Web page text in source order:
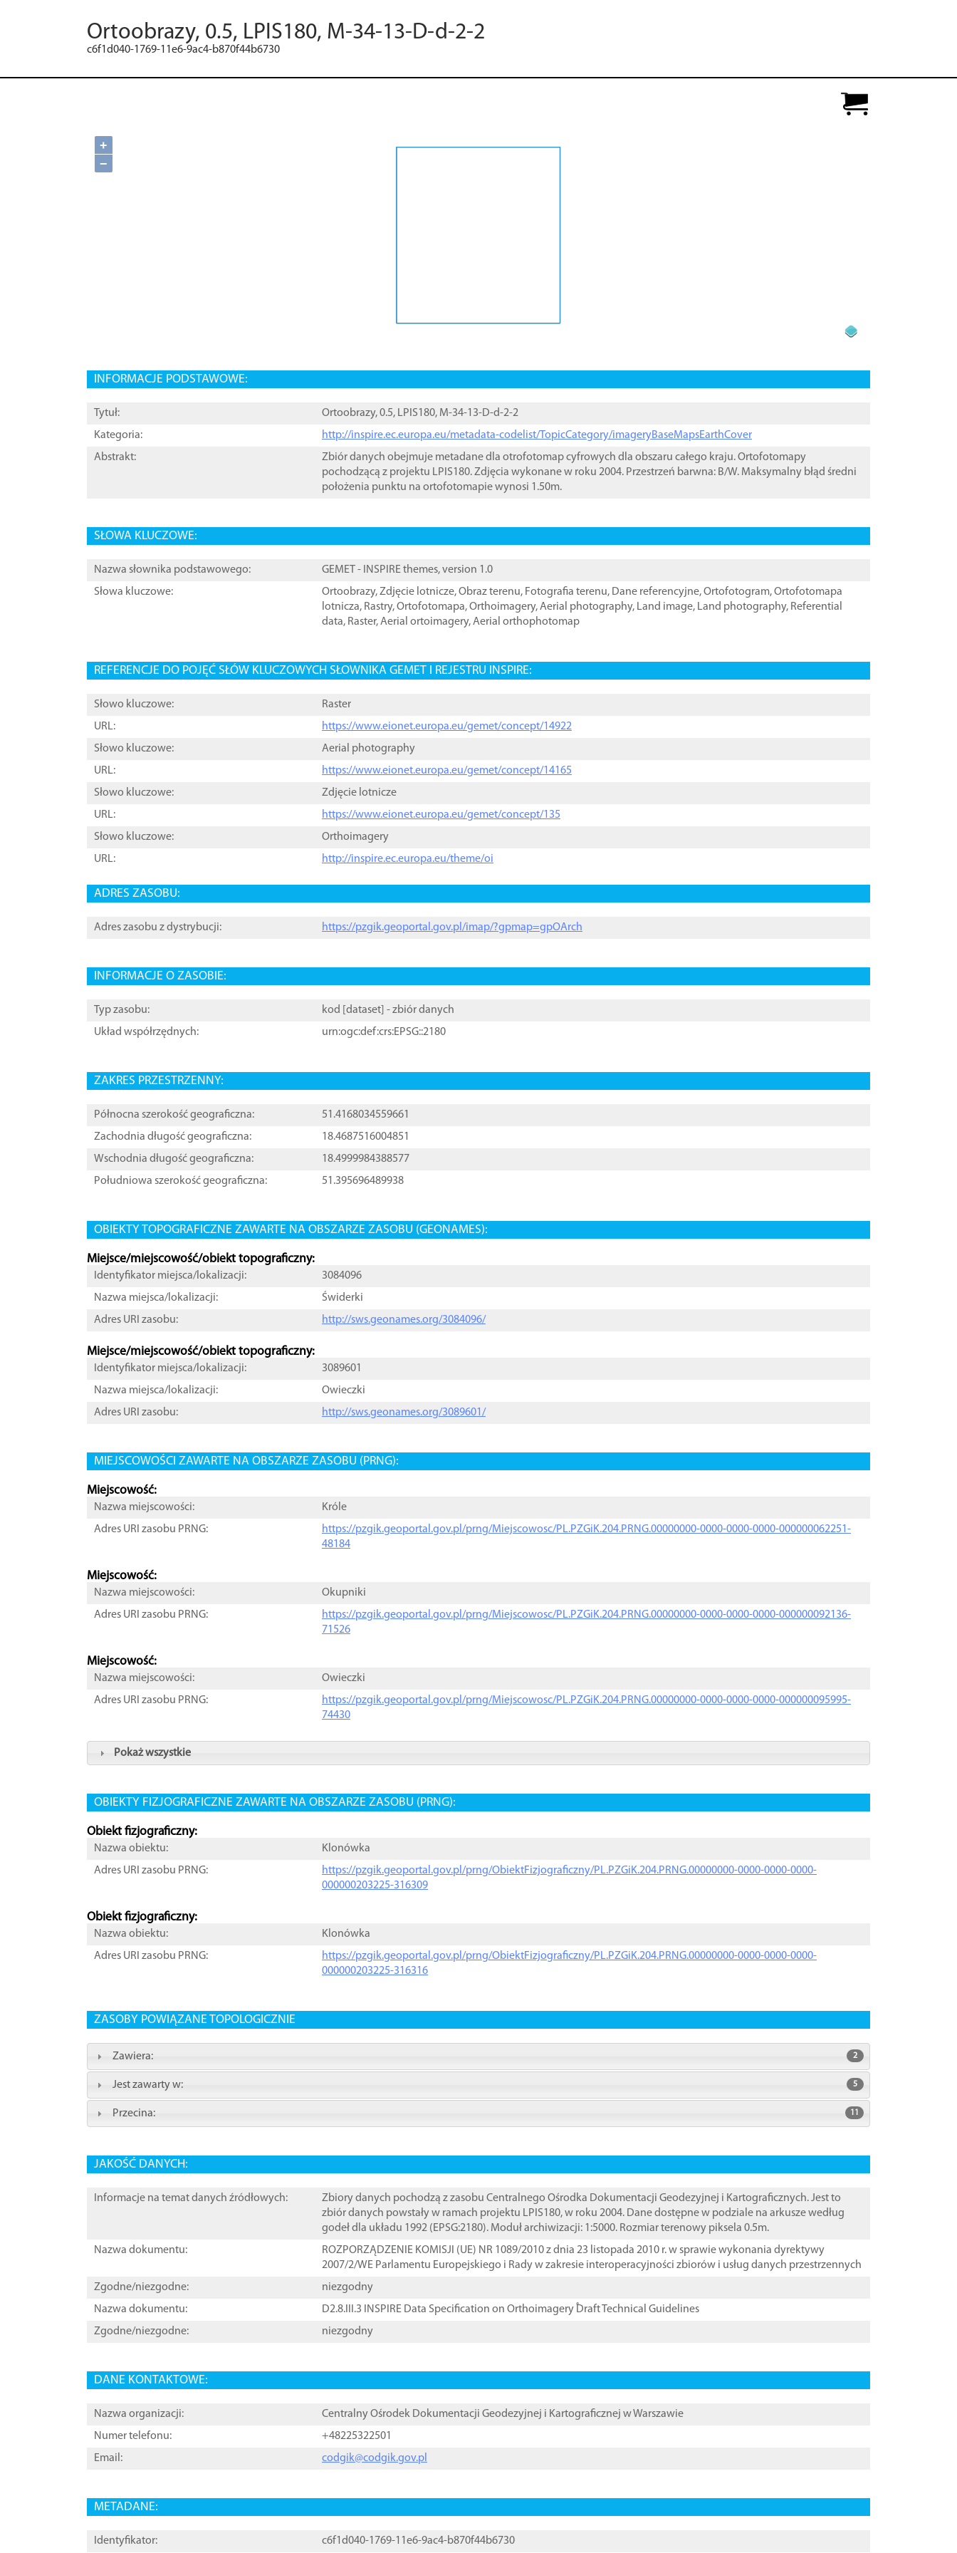
Ortoobrazy, 0.5, LPIS180, M-34-13-D-d-2-2
c6f1d040-1769-11e6-9ac4-b870f44b6730
+
−
INFORMACJE PODSTAWOWE:
Tytuł:
Ortoobrazy, 0.5, LPIS180, M-34-13-D-d-2-2
Kategoria:
http://inspire.ec.europa.eu/metadata-codelist/TopicCategory/imageryBaseMapsEarthCover
Abstrakt:
Zbiór danych obejmuje metadane dla otrofotomap cyfrowych dla obszaru całego kraju. Ortofotomapy
pochodzącą z projektu LPIS180. Zdjęcia wykonane w roku 2004. Przestrzeń barwna: B/W. Maksymalny błąd średni
położenia punktu na ortofotomapie wynosi 1.50m.
SŁOWA KLUCZOWE:
Nazwa słownika podstawowego:
GEMET - INSPIRE themes, version 1.0
Słowa kluczowe:
Ortoobrazy,Zdjęcie lotnicze,Obraz terenu, Fotografia terenu, Dane referencyjne,Ortofotogram,Ortofotomapa
lotnicza, Rastry,Ortofotomapa,Orthoimagery,Aerial photography, Land image, Land photography, Referential
data, Raster,Aerial ortoimagery,Aerial orthophotomap
REFERENCJE DO POJĘĆ SŁÓW KLUCZOWYCH SŁOWNIKA GEMET I REJESTRU INSPIRE:
Słowo kluczowe:
Raster
URL:
https://www.eionet.europa.eu/gemet/concept/14922
Słowo kluczowe:
Aerial photography
URL:
https://www.eionet.europa.eu/gemet/concept/14165
Słowo kluczowe:
Zdjęcie lotnicze
URL:
https://www.eionet.europa.eu/gemet/concept/135
Słowo kluczowe:
Orthoimagery
URL:
http://inspire.ec.europa.eu/theme/oi
ADRES ZASOBU:
Adres zasobu z dystrybucji: https://pzgik.geoportal.gov.pl/imap/?gpmap=gpOArch
INFORMACJE O ZASOBIE:
Typ zasobu: kod [ dataset ] - zbiór danych
Układ współrzędnych:
urn:ogc:def:crs:EPSG::2180
ZAKRES PRZESTRZENNY:
Północna szerokość geograficzna:
51.4168034559661
Zachodnia długość geograficzna:
18.4687516004851
Wschodnia długość geograficzna:
18.4999984388577
Południowa szerokość geograficzna:
51.395696489938
OBIEKTY TOPOGRAFICZNE ZAWARTE NA OBSZARZE ZASOBU (GEONAMES):
Miejsce/miejscowość/obiekt topograficzny:
Identyfikator miejsca/lokalizacji:
3084096
Nazwa miejsca/lokalizacji:
Świderki
Adres URI zasobu:
http://sws.geonames.org/3084096/
Miejsce/miejscowość/obiekt topograficzny:
Identyfikator miejsca/lokalizacji:
3089601
Nazwa miejsca/lokalizacji:
Owieczki
Adres URI zasobu:
http://sws.geonames.org/3089601/
MIEJSCOWOŚCI ZAWARTE NA OBSZARZE ZASOBU (PRNG):
Miejscowość:
Nazwa miejscowości:
Króle
Adres URI zasobu PRNG:
https://pzgik.geoportal.gov.pl/prng/Miejscowosc/PL.PZGiK.204.PRNG.00000000-0000-0000-0000-000000062251-
48184
Miejscowość:
Nazwa miejscowości:
Okupniki
Adres URI zasobu PRNG:
https://pzgik.geoportal.gov.pl/prng/Miejscowosc/PL.PZGiK.204.PRNG.00000000-0000-0000-0000-000000092136-
71526
Miejscowość:
Nazwa miejscowości:
Owieczki
Adres URI zasobu PRNG:
https://pzgik.geoportal.gov.pl/prng/Miejscowosc/PL.PZGiK.204.PRNG.00000000-0000-0000-0000-000000095995-
74430
Pokaż wszystkie
OBIEKTY FIZJOGRAFICZNE ZAWARTE NA OBSZARZE ZASOBU (PRNG):
Obiekt fizjograficzny:
Nazwa obiektu:
Klonówka
Adres URI zasobu PRNG:
https://pzgik.geoportal.gov.pl/prng/ObiektFizjograficzny/PL.PZGiK.204.PRNG.00000000-0000-0000-0000-
000000203225-316309
Obiekt fizjograficzny:
Nazwa obiektu:
Klonówka
Adres URI zasobu PRNG:
https://pzgik.geoportal.gov.pl/prng/ObiektFizjograficzny/PL.PZGiK.204.PRNG.00000000-0000-0000-0000-
000000203225-316316
ZASOBY POWIĄZANE TOPOLOGICZNIE
Zawiera: 2
Jest zawarty w: 5
Przecina: 11
JAKOŚĆ DANYCH:
Informacje na temat danych źródłowych:
Zbiory danych pochodzą z zasobu Centralnego Ośrodka Dokumentacji Geodezyjnej i Kartograficznych. Jest to
zbiór danych powstały w ramach projektu LPIS180, w roku 2004. Dane dostępne w podziale na arkusze według
godeł dla układu 1992 (EPSG:2180). Moduł archiwizacji: 1:5000. Rozmiar terenowy piksela 0.5m.
Nazwa dokumentu:
ROZPORZĄDZENIE KOMISJI (UE) NR 1089/2010 z dnia 23 listopada 2010 r. w sprawie wykonania dyrektywy
2007/2/WE Parlamentu Europejskiego i Rady w zakresie interoperacyjności zbiorów i usług danych przestrzennych
Zgodne/niezgodne:
niezgodny
Nazwa dokumentu:
D2.8.III.3 INSPIRE Data Specification on Orthoimagery ֠Draft Technical Guidelines
Zgodne/niezgodne:
niezgodny
DANE KONTAKTOWE:
Nazwa organizacji:
Centralny Ośrodek Dokumentacji Geodezyjnej i Kartograficznej w Warszawie
Numer telefonu:
+48225322501
Email:
codgik@codgik.gov.pl
METADANE:
Identyfikator: c6f1d040-1769-11e6-9ac4-b870f44b6730